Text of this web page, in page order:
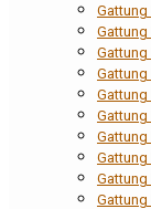
Gattung
Gattung
Gattung